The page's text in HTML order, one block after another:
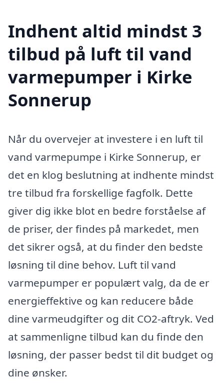
Indhent altid mindst 3
tilbud på luft til vand
varmepumper i Kirke
Sonnerup
Når du overvejer at investere i en luft til
vand varmepumpe i Kirke Sonnerup, er
det en klog beslutning at indhente mindst
tre tilbud fra forskellige fagfolk. Dette
giver dig ikke blot en bedre forståelse af
de priser, der findes på markedet, men
det sikrer også, at du finder den bedste
løsning til dine behov. Luft til vand
varmepumper er populært valg, da de er
energieffektive og kan reducere både
dine varmeudgifter og dit CO2-aftryk. Ved
at sammenligne tilbud kan du finde den
løsning, der passer bedst til dit budget og
dine ønsker.